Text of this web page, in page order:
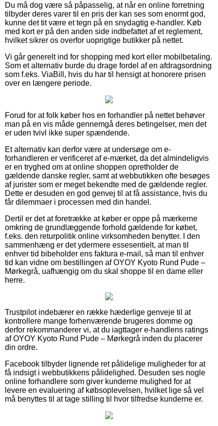
Du må dog være så påpasselig, at når en online forretning
tilbyder deres varer til en pris der kan ses som enormt god,
kunne det tit være et tegn på en snydagtig e-handler. Køb
med kort er på den anden side indbefattet af et reglement,
hvilket sikrer os overfor uoprigtige butikker på nettet.
Vi går generelt ind for shopping med kort eller mobilbetaling.
Som et alternativ burde du drage fordel af en afdragsordning
som f.eks. ViaBill, hvis du har til hensigt at honorere prisen
over en længere periode.
Forud for at folk køber hos en forhandler på nettet behøver
man på en vis måde gennemgå deres betingelser, men det
er uden tvivl ikke super spændende.
Et alternativ kan derfor være at undersøge om e-
forhandleren er verificeret af e-mærket, da det almindeligvis
er en tryghed om at online shoppen opretholder de
gældende danske regler, samt at webbutikken ofte besøges
af jurister som er meget bekendte med de gældende regler.
Dette er desuden en god genvej til at få assistance, hvis du
får dilemmaer i processen med din handel.
Dertil er det at foretrække at køber er oppe på mærkerne
omkring de grundlæggende forhold gældende for købet,
f.eks. den returpolitik online virksomheden benytter. I den
sammenhæng er det ydermere essesentielt, at man til
enhver tid bibeholder ens faktura e-mail, så man til enhver
tid kan vidne om bestillingen af OYOY Kyoto Rund Pude –
Mørkegrå, uafhængig om du skal shoppe til en dame eller
herre.
Trustpilot indebærer en række hæderlige genveje til at
kontrollere mange forhenværende brugeres domme og
derfor rekommanderer vi, at du iagttager e-handlens ratings
af OYOY Kyoto Rund Pude – Mørkegrå inden du placerer
din ordre.
Facebook tilbyder lignende ret pålidelige muligheder for at
få indsigt i webbutikkens pålidelighed. Desuden ses nogle
online forhandlere som giver kunderne mulighed for at
levere en evaluering af købsoplevelsen, hvilket lige så vel
må benyttes til at tage stilling til hvor tilfredse kunderne er.